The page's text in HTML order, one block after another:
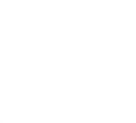
kad išjungtumėte